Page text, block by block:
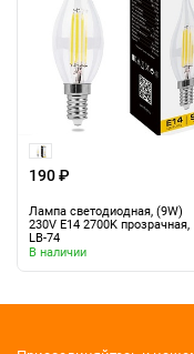
190 ₽
Лампа светодиодная, (9W)
230V E14 2700K прозрачная,
LB-74
В наличии